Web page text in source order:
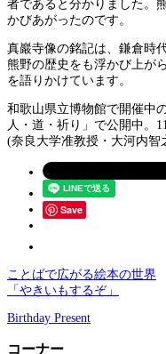
者であると分かりました。
かびあがったのです。
真巖寺像の銘記は、鎌倉時
熊野の歴史をも浮かび上が
を語りかけています。
和歌山県立博物館で開催
人・道・祈り」で公開中。
(奈良大学准教授・大河内智
Save
ことばで広がる絵本の世界
「やきいもするぞ」
Birthday Present
コーナー